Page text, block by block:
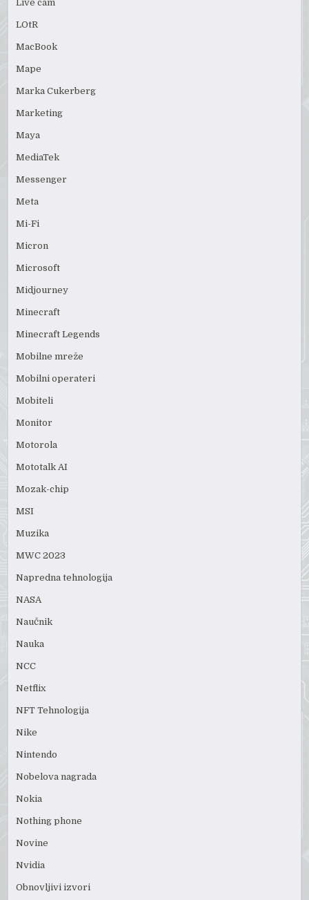
Live cam
LOtR
MacBook
Mape
Marka Cukerberg
Marketing
Maya
MediaTek
Messenger
Meta
Mi-Fi
Micron
Microsoft
Midjourney
Minecraft
Minecraft Legends
Mobilne mreže
Mobilni operateri
Mobiteli
Monitor
Motorola
Mototalk AI
Mozak-chip
MSI
Muzika
MWC 2023
Napredna tehnologija
NASA
Naučnik
Nauka
NCC
Netflix
NFT Tehnologija
Nike
Nintendo
Nobelova nagrada
Nokia
Nothing phone
Novine
Nvidia
Obnovljivi izvori